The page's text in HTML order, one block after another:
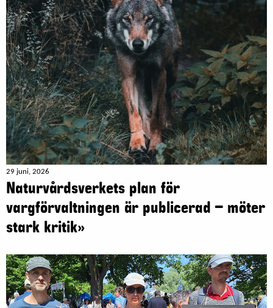
29 juni, 2026
Naturvårdsverkets plan för
vargförvaltningen är publicerad – möter
stark kritik»